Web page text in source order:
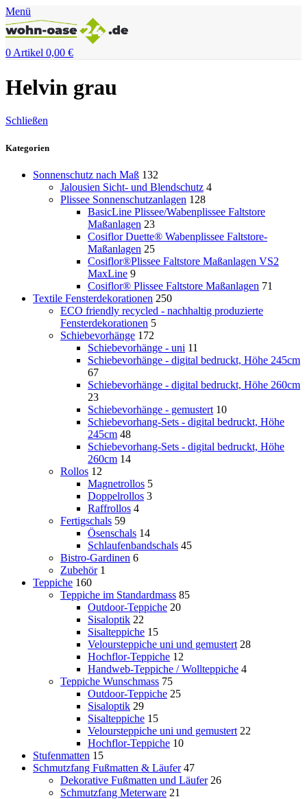
Menü
0Artikel 0,00 €
Helvin grau
Schließen
Kategorien
Sonnenschutz nach Maß 132
Jalousien Sicht- und Blendschutz 4
Plissee Sonnenschutzanlagen 128
BasicLine Plissee/Wabenplissee Faltstore
Maßanlagen 23
Cosiflor Duette® Wabenplissee Faltstore-
Maßanlagen 25
Cosiflor®Plissee Faltstore Maßanlagen VS2
MaxLine 9
Cosiflor® Plissee Faltstore Maßanlagen 71
Textile Fensterdekorationen 250
ECO friendly recycled - nachhaltig produzierte
Fensterdekorationen 5
Schiebevorhänge 172
Schiebevorhänge - uni 11
Schiebevorhänge - digital bedruckt, Höhe 245cm
67
Schiebevorhänge - digital bedruckt, Höhe 260cm
23
Schiebevorhänge - gemustert 10
Schiebevorhang-Sets - digital bedruckt, Höhe
245cm 48
Schiebevorhang-Sets - digital bedruckt, Höhe
260cm 14
Rollos 12
Magnetrollos 5
Doppelrollos 3
Raffrollos 4
Fertigschals 59
Ösenschals 14
Schlaufenbandschals 45
Bistro-Gardinen 6
Zubehör 1
Teppiche 160
Teppiche im Standardmass 85
Outdoor-Teppiche 20
Sisaloptik 22
Sisalteppiche 15
Veloursteppiche uni und gemustert 28
Hochflor-Teppiche 12
Handweb-Teppiche / Wollteppiche 4
Teppiche Wunschmass 75
Outdoor-Teppiche 25
Sisaloptik 29
Sisalteppiche 15
Veloursteppiche uni und gemustert 22
Hochflor-Teppiche 10
Stufenmatten 15
Schmutzfang Fußmatten & Läufer 47
Dekorative Fußmatten und Läufer 26
Schmutzfang Meterware 21